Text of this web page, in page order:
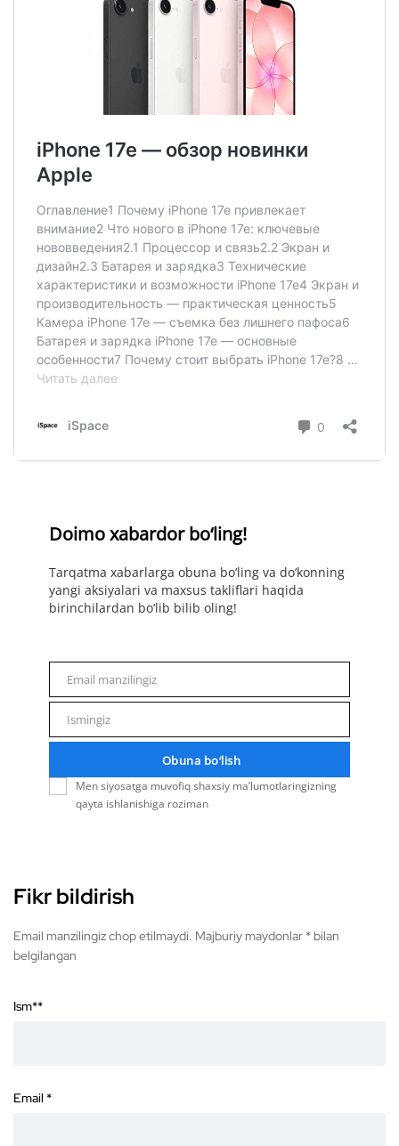
Doimo xabardor bo‘ling!
Tarqatma xabarlarga obuna bo‘ling va do‘konning
yangi aksiyalari va maxsus takliflari haqida
birinchilardan bo‘lib bilib oling!
Email manzilingiz
Ismingiz
Obuna bo‘lish
Men siyosatga muvofiq shaxsiy ma’lumotlaringizning
qayta ishlanishiga roziman
Fikr bildirish
Email manzilingiz chop etilmaydi. Majburiy maydonlar * bilan
belgilangan
Ism**
Email *